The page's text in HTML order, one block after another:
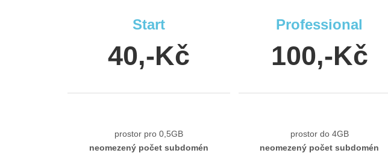
Start
40,-Kč
prostor pro 0,5GB
neomezený počet subdomén
Professional
100,-Kč
prostor do 4GB
neomezený počet subdomén